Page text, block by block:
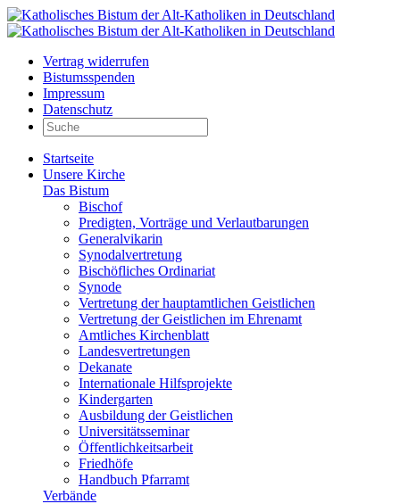
Vertrag widerrufen
Bistumsspenden
Impressum
Datenschutz
Startseite
Unsere Kirche
Das Bistum
Bischof
Predigten, Vorträge und Verlautbarungen
Generalvikarin
Synodalvertretung
Bischöfliches Ordinariat
Synode
Vertretung der hauptamtlichen Geistlichen
Vertretung der Geistlichen im Ehrenamt
Amtliches Kirchenblatt
Landesvertretungen
Dekanate
Internationale Hilfsprojekte
Kindergarten
Ausbildung der Geistlichen
Universitätsseminar
Öffentlichkeitsarbeit
Friedhöfe
Handbuch Pfarramt
Verbände